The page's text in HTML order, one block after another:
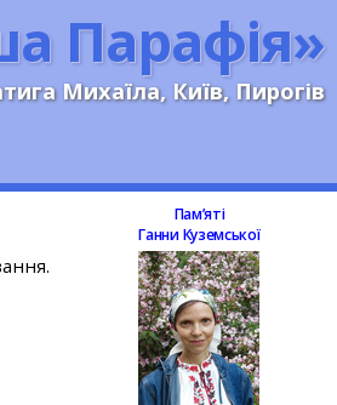
Парафія»
Михаїла, Київ, Пирогів
Памʼяті
Ганни Куземської